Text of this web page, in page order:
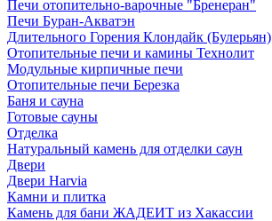
Печи отопительно-варочные "Бренеран"
Печи Буран-Акватэн
Длительного Горения Клондайк (Булерьян)
Отопительные печи и камины Технолит
Модульные кирпичные печи
Отопительные печи Березка
Баня и сауна
Готовые сауны
Отделка
Натуральный камень для отделки саун
Двери
Двери Harvia
Камни и плитка
Камень для бани ЖАДЕИТ из Хакассии